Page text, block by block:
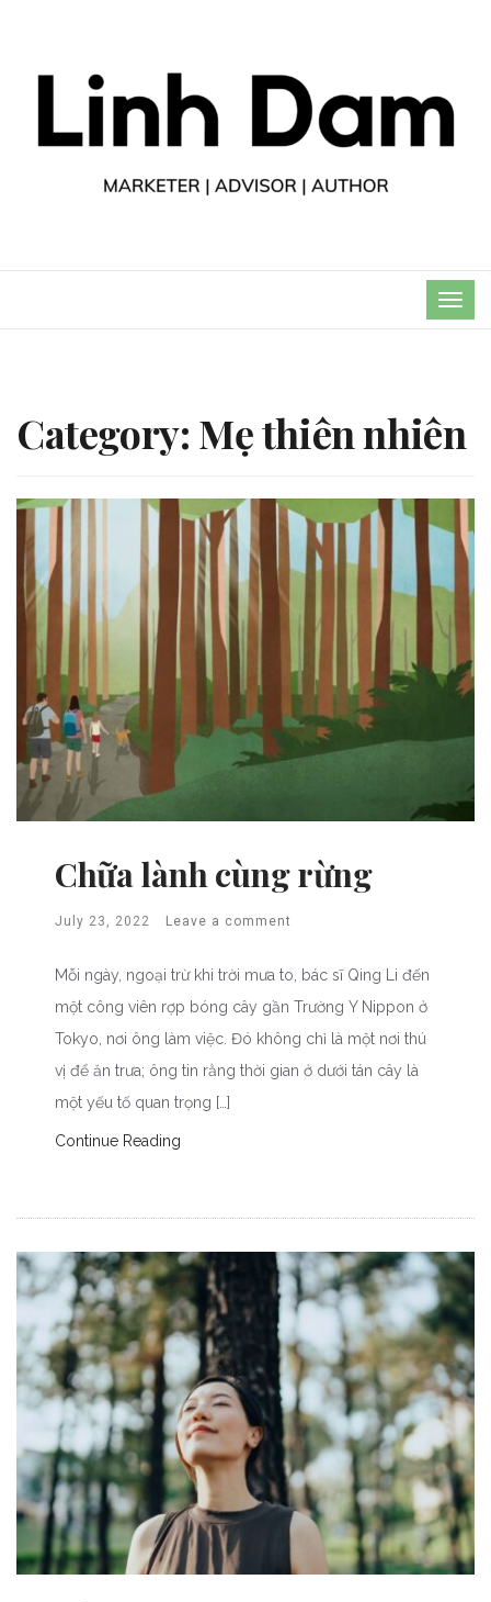
Category: Mẹ thiên nhiên
Chữa lành cùng rừng
July 23, 2022 Leave a comment
Mỗi ngày, ngoại trừ khi trời mưa to, bác sĩ Qing Li đến
một công viên rợp bóng cây gần Trường Y Nippon ở
Tokyo, nơi ông làm việc. Đó không chỉ là một nơi thú
vị để ăn trưa; ông tin rằng thời gian ở dưới tán cây là
một yếu tố quan trọng […]
Continue Reading